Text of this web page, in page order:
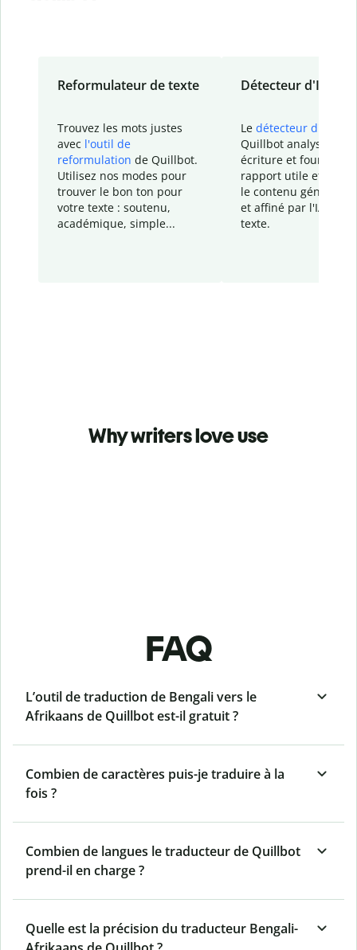
Reformulateur de texte
Trouvez les mots justes
avec l'outil de
reformulation de Quillbot.
Utilisez nos modes pour
trouver le bon ton pour
votre texte : soutenu,
académique, simple...
Détecteur d'IA
Le détecteur d'IA
Quillbot analyse votre
écriture et fournit un
rapport utile et
le contenu généré
et affiné par l'IA
texte.
Why writers love use
FAQ
L’outil de traduction de Bengali vers le
Afrikaans de Quillbot est-il gratuit ?
Combien de caractères puis-je traduire à la
fois ?
Combien de langues le traducteur de Quillbot
prend-il en charge ?
Quelle est la précision du traducteur Bengali-